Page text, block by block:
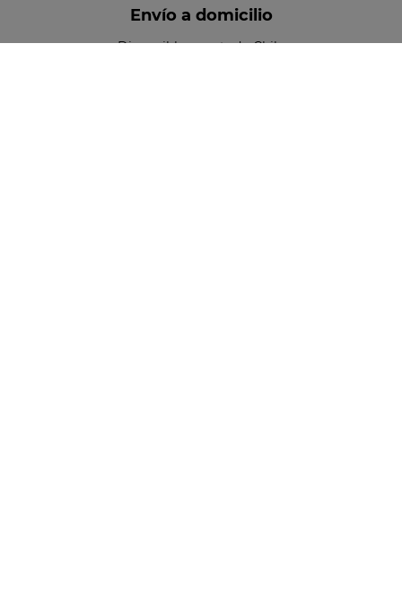
Envío a domicilio
Disponible para todo Chile